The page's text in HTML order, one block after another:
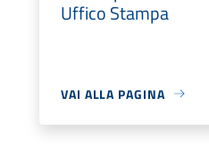
Uffico Stampa
VAI ALLA PAGINA